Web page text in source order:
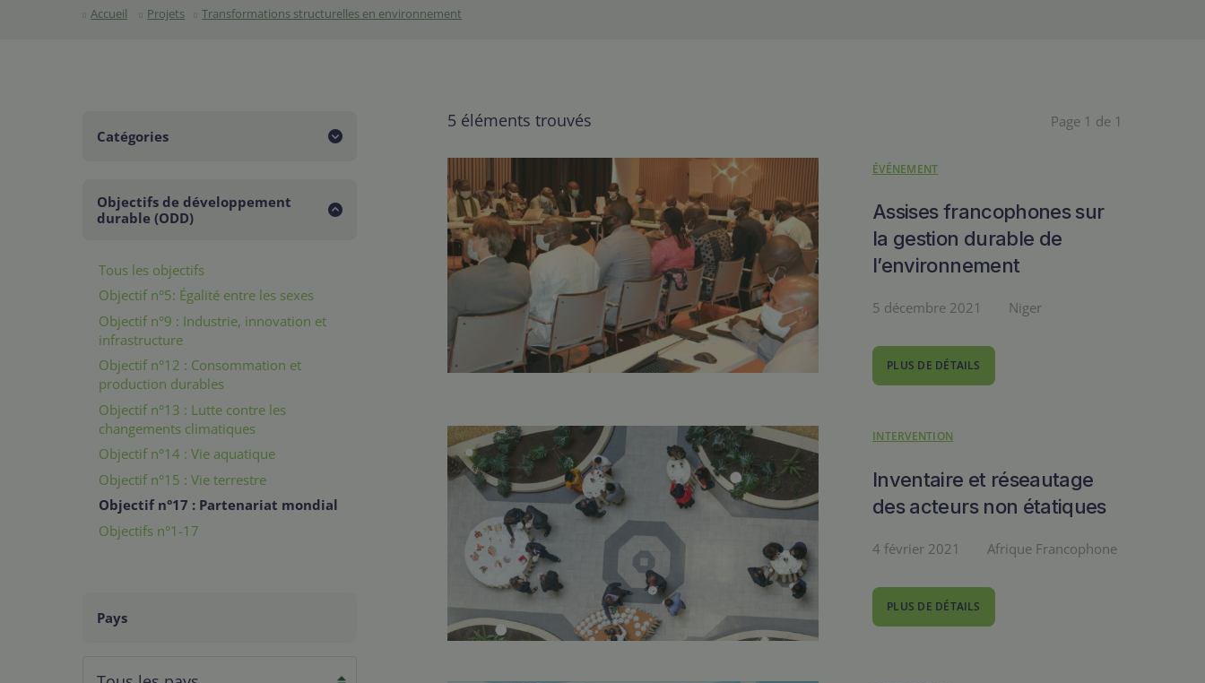
Accueil Projets Transformations structurelles en environnement
Catégories
Événement
Objectifs de développement
durable (ODD)
Tous les objectifs
Objectif n°5: Égalité entre les sexes
Objectif n°9 : Industrie, innovation et
infrastructure
Objectif n°12 : Consommation et
production durables
Objectif n°13 : Lutte contre les
changements climatiques
Objectif n°14 : Vie aquatique
Objectif n°15 : Vie terrestre
Objectif n°17 : Partenariat mondial
Objectifs n°1-17
Pays
5 éléments trouvés Page 1 de 1
ÉVÉNEMENT
Assises francophones sur
la gestion durable de
l’environnement
5 décembre 2021 Niger
PLUS DE DÉTAILS
INTERVENTION
Inventaire et réseautage
des acteurs non étatiques
4 février 2021 Afrique Francophone
PLUS DE DÉTAILS